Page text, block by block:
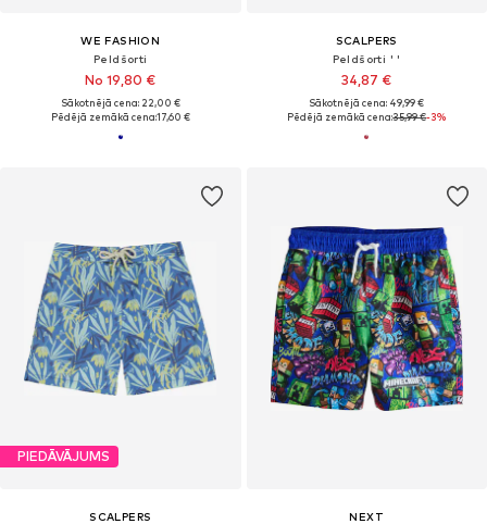
WE FASHION
Peldšorti
No 19,80 €
Sākotnējā cena: 22,00 €
Pēdējā zemākā cena:17,60 €
SCALPERS
Peldšorti ' '
34,87 €
Sākotnējā cena: 49,99 €
Pēdējā zemākā cena:35,99 €-3%
PIEDĀVĀJUMS
SCALPERS
NEXT